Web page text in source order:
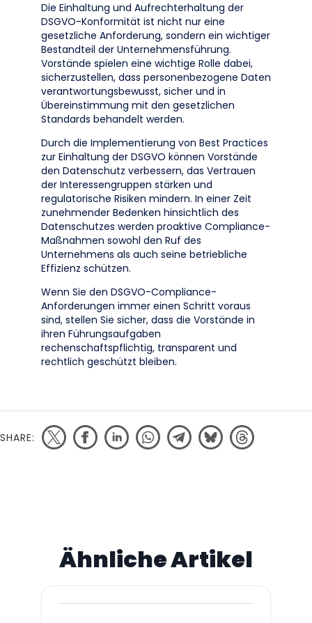
Die Einhaltung und Aufrechterhaltung der
DSGVO-Konformität ist nicht nur eine
gesetzliche Anforderung, sondern ein wichtiger
Bestandteil der Unternehmensführung.
Vorstände spielen eine wichtige Rolle dabei,
sicherzustellen, dass personenbezogene Daten
verantwortungsbewusst, sicher und in
Übereinstimmung mit den gesetzlichen
Standards behandelt werden.
Durch die Implementierung von Best Practices
zur Einhaltung der DSGVO können Vorstände
den Datenschutz verbessern, das Vertrauen
der Interessengruppen stärken und
regulatorische Risiken mindern. In einer Zeit
zunehmender Bedenken hinsichtlich des
Datenschutzes werden proaktive Compliance-
Maßnahmen sowohl den Ruf des
Unternehmens als auch seine betriebliche
Effizienz schützen.
Wenn Sie den DSGVO-Compliance-
Anforderungen immer einen Schritt voraus
sind, stellen Sie sicher, dass die Vorstände in
ihren Führungsaufgaben
rechenschaftspflichtig, transparent und
rechtlich geschützt bleiben.
SHARE:
Ähnliche Artikel